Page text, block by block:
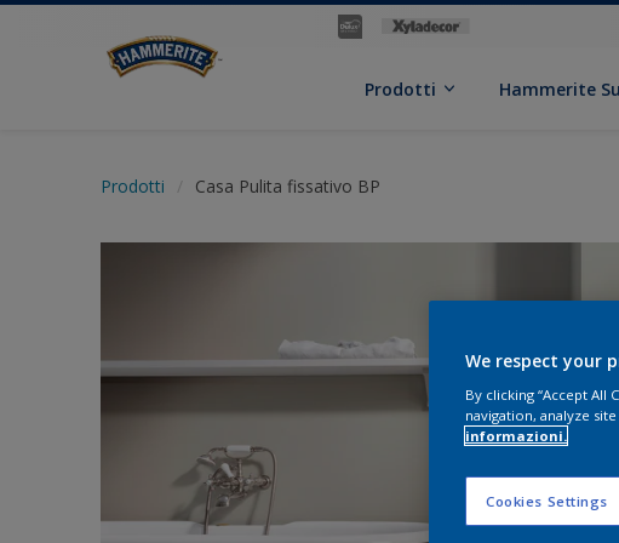
Prodotti Hammerite
Prodotti Casa Pulita fissativo BP
We respect your
By clicking “Accept
navigation, analyze
informazioni.
Cookies Settings